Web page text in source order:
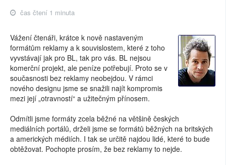
čas čtení 1 minuta
Vážení čtenáři, krátce k nově nastaveným
formátům reklamy a k souvislostem, které z toho
vyvstávají jak pro BL, tak pro vás. BL nejsou
komerční projekt, ale peníze potřebují. Proto se v
současnosti bez reklamy neobejdou. V rámci
nového designu jsme se snažili najít kompromis
mezi její „otravností“ a užitečným přínosem.
Odmítli jsme formáty zcela běžné na většině českých
mediálních portálů, drželi jsme se formátů běžných na britských
a amerických médiích. I tak se určitě najdou lidé, které to bude
obtěžovat. Pochopte prosím, že bez reklamy to nejde.